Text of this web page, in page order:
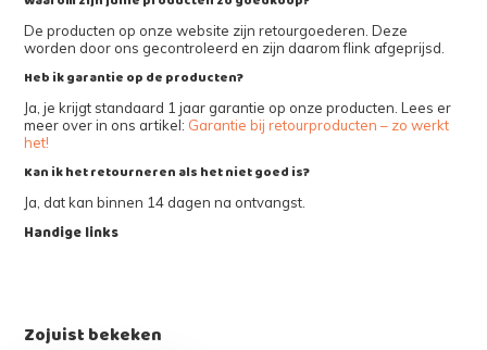
De producten op onze website zijn retourgoederen. Deze
worden door ons gecontroleerd en zijn daarom flink afgeprijsd.
Heb ik garantie op de producten?
Ja, je krijgt standaard 1 jaar garantie op onze producten. Lees er
meer over in ons artikel: Garantie bij retourproducten – zo werkt
het!
Kan ik het retourneren als het niet goed is?
Ja, dat kan binnen 14 dagen na ontvangst.
Handige links
Zojuist bekeken